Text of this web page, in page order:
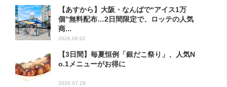
【あすから】大阪・なんばで“アイス1万
個”無料配布…2日間限定で、ロッテの人気
商...
2026.08.02
【3日間】毎夏恒例「銀だこ祭り」、人気N
o.1メニューがお得に
2026.07.29